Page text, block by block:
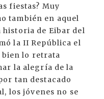
fiestas? Muy
también en aquel
historia de Eibar del
la II República el
bien lo retrata
la alegría de la
tan destacado
los jóvenes no se